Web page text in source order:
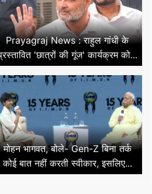
Prayagraj News : राहुल गांधी के
'छात्रों की गूंज' कार्यक्रम को...
मोहन भागवत, बोले- Gen-Z बिना तर्क
कोई बात नहीं करती स्वीकार, इसलिए...